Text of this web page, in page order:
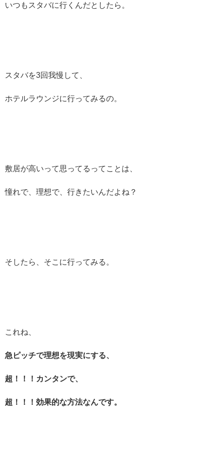
いつもスタバに行くんだとしたら。
スタバを3回我慢して、
ホテルラウンジに行ってみるの。
敷居が高いって思ってるってことは、
憧れで、理想で、行きたいんだよね？
そしたら、そこに行ってみる。
これね、
急ピッチで理想を現実にする、
超！！！カンタンで、
超！！！効果的な方法なんです。